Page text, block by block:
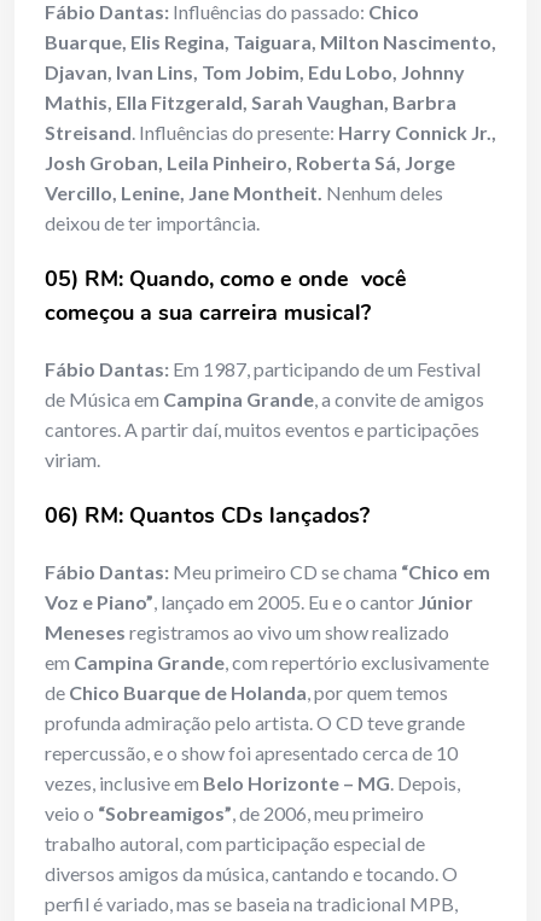
Fábio Dantas: Influências do passado: Chico
Buarque, Elis Regina, Taiguara, Milton Nascimento,
Djavan, Ivan Lins, Tom Jobim, Edu Lobo, Johnny
Mathis, Ella Fitzgerald, Sarah Vaughan, Barbra
Streisand. Influências do presente: Harry Connick Jr.,
Josh Groban, Leila Pinheiro, Roberta Sá, Jorge
Vercillo, Lenine, Jane Montheit. Nenhum deles
deixou de ter importância.
05) RM: Quando, como e onde você
começou a sua carreira musical?
Fábio Dantas: Em 1987, participando de um Festival
de Música em Campina Grande, a convite de amigos
cantores. A partir daí, muitos eventos e participações
viriam.
06) RM: Quantos CDs lançados?
Fábio Dantas: Meu primeiro CD se chama “Chico em
Voz e Piano”, lançado em 2005. Eu e o cantor Júnior
Meneses registramos ao vivo um show realizado
em Campina Grande, com repertório exclusivamente
de Chico Buarque de Holanda, por quem temos
profunda admiração pelo artista. O CD teve grande
repercussão, e o show foi apresentado cerca de 10
vezes, inclusive em Belo Horizonte – MG. Depois,
veio o “Sobreamigos”, de 2006, meu primeiro
trabalho autoral, com participação especial de
diversos amigos da música, cantando e tocando. O
perfil é variado, mas se baseia na tradicional MPB,